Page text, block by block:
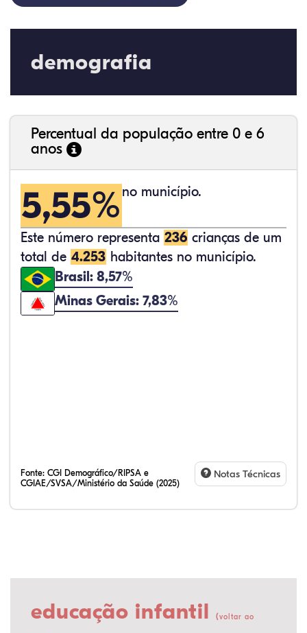
demografia
Percentual da população entre 0 e 6
anos
5,55% no município.
Este número representa 236 crianças de um
total de 4.253 habitantes no município.
Brasil: 8,57%
Minas Gerais: 7,83%
Fonte: CGI Demográfico/RIPSA e
CGIAE/SVSA/Ministério da Saúde (2025)
Notas Técnicas
educação infantil (voltar ao